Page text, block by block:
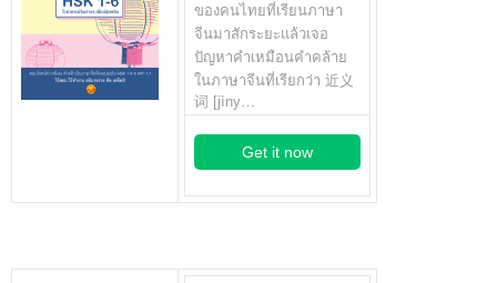
ของคนไทยที่เรียนภาษา
จีนมาสักระยะแล้วเจอ
ปัญหาคำเหมือนคำคล้าย
ในภาษาจีนที่เรียกว่า 近义
词 [jìny…
Get it now